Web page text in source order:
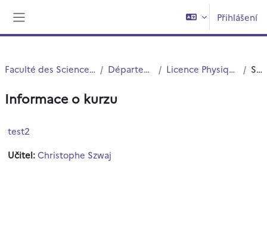
Přihlášení
Faculté des Sciences et Technologies (FST) Département Physique Licence Physique Appliquée (S5.S6) Souhrn
Informace o kurzu
test2
Učitel:Christophe Szwaj